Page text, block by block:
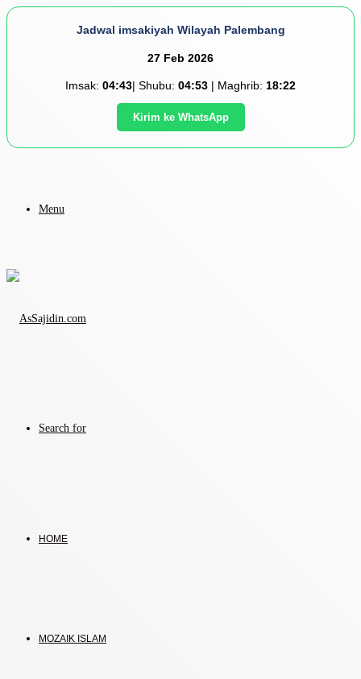
Jadwal imsakiyah Wilayah Palembang
27 Feb 2026
Imsak: 04:43| Shubu: 04:53 | Maghrib: 18:22
Kirim ke WhatsApp
Menu
Search for
HOME
MOZAIK ISLAM